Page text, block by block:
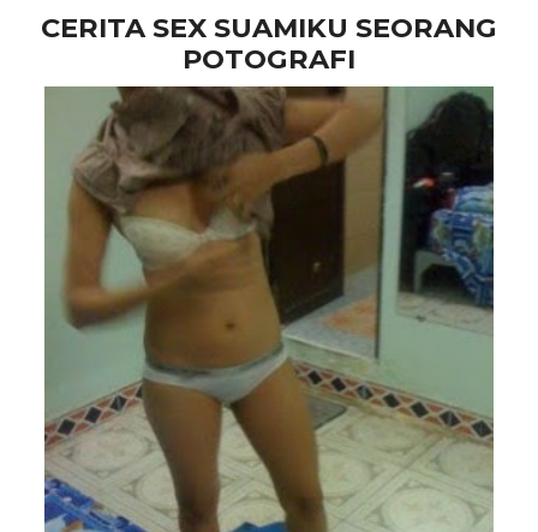
CERITA SEX SUAMIKU SEORANG
POTOGRAFI